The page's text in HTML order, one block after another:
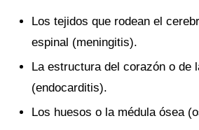
Los tejidos que rodean el
espinal (meningitis).
La estructura del corazón o de
(endocarditis).
Los huesos o la médula ósea